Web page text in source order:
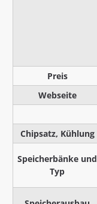
Preis
Webseite
Chipsatz, Kühlung
Speicherbänke und
Typ